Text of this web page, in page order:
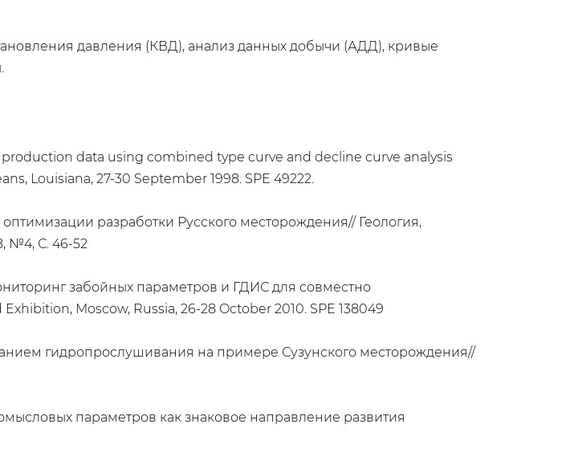
давления (КВД), анализ данных добычи (АДД), кривые
production data using combined type curve and decline curve analysis
Louisiana, 27-30 September 1998. SPE 49222.
разработки Русского месторождения// Геология,
№4, С. 46-52
забойных параметров и ГДИС для совместно
Moscow, Russia, 26-28 October 2010. SPE 138049
гидропрослушивания на примере Сузунского месторождения//
параметров как знаковое направление развития